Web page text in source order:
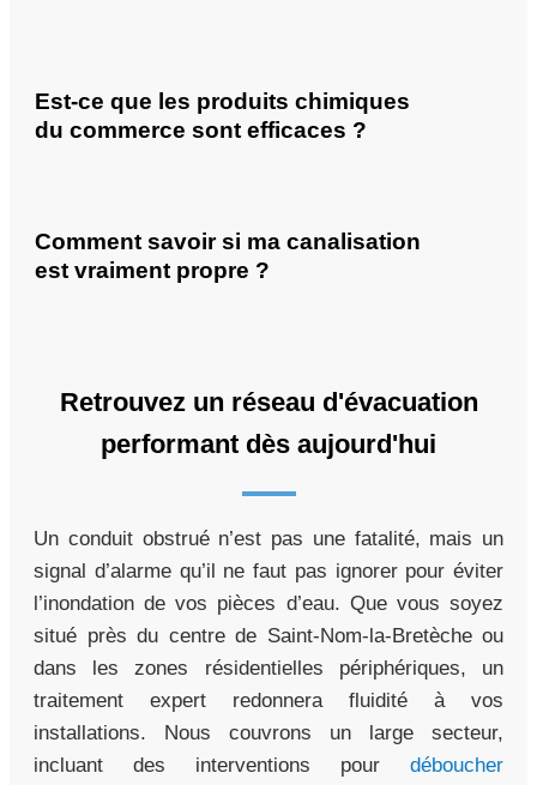
Est-ce que les produits chimiques
du commerce sont efficaces ?
Comment savoir si ma canalisation
est vraiment propre ?
Retrouvez un réseau d'évacuation
performant dès aujourd'hui
Un conduit obstrué n’est pas une fatalité, mais un
signal d’alarme qu’il ne faut pas ignorer pour éviter
l’inondation de vos pièces d’eau. Que vous soyez
situé près du centre de Saint-Nom-la-Bretèche ou
dans les zones résidentielles périphériques, un
traitement expert redonnera fluidité à vos
installations. Nous couvrons un large secteur,
incluant des interventions pour déboucher